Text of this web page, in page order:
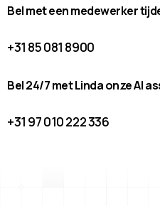
Bel met een medewerker
+31 85 081 8900
Bel 24/7 met Linda onze AI
+31 97 010 222 336